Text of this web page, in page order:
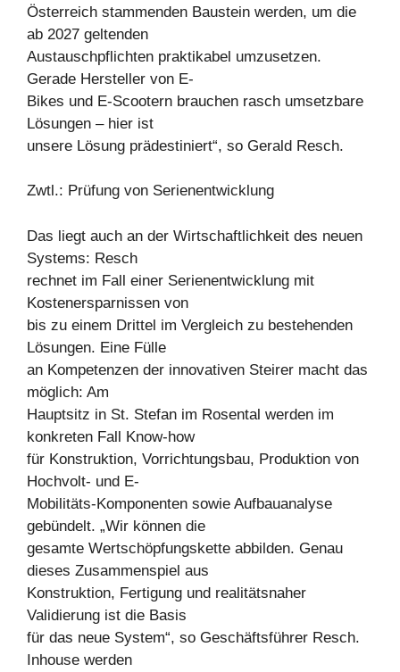
Österreich stammenden Baustein werden, um die
ab 2027 geltenden
Austauschpflichten praktikabel umzusetzen.
Gerade Hersteller von E-
Bikes und E-Scootern brauchen rasch umsetzbare
Lösungen – hier ist
unsere Lösung prädestiniert“, so Gerald Resch.
Zwtl.: Prüfung von Serienentwicklung
Das liegt auch an der Wirtschaftlichkeit des neuen
Systems: Resch
rechnet im Fall einer Serienentwicklung mit
Kostenersparnissen von
bis zu einem Drittel im Vergleich zu bestehenden
Lösungen. Eine Fülle
an Kompetenzen der innovativen Steirer macht das
möglich: Am
Hauptsitz in St. Stefan im Rosental werden im
konkreten Fall Know-how
für Konstruktion, Vorrichtungsbau, Produktion von
Hochvolt- und E-
Mobilitäts-Komponenten sowie Aufbauanalyse
gebündelt. „Wir können die
gesamte Wertschöpfungskette abbilden. Genau
dieses Zusammenspiel aus
Konstruktion, Fertigung und realitätsnaher
Validierung ist die Basis
für das neue System“, so Geschäftsführer Resch.
Inhouse werden